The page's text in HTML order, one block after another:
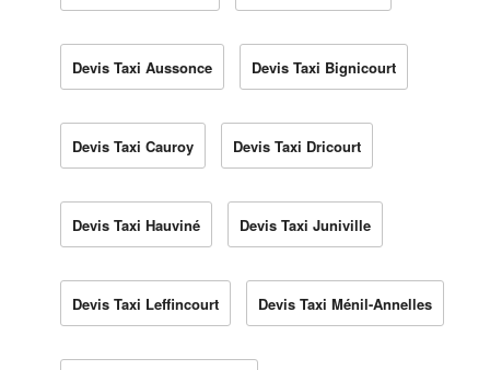
Devis Taxi Aussonce Devis Taxi Bignicourt
Devis Taxi Cauroy Devis Taxi Dricourt
Devis Taxi Hauviné Devis Taxi Juniville
Devis Taxi Leffincourt Devis Taxi Ménil-Annelles